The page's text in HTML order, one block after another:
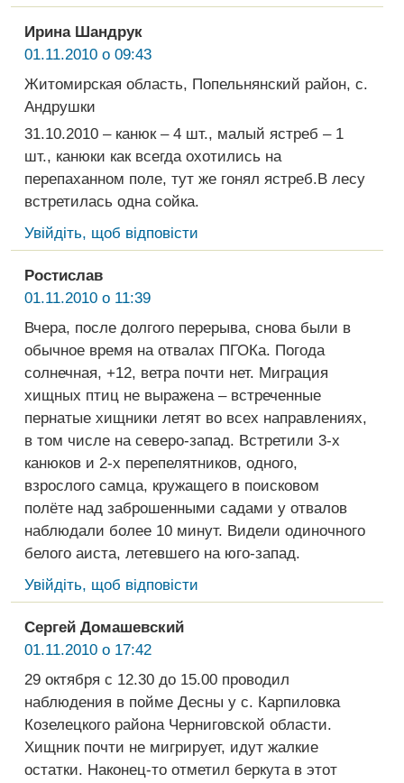
Ирина Шандрук
01.11.2010 о 09:43
Житомирская область, Попельнянский район, с.
Андрушки
31.10.2010 – канюк – 4 шт., малый ястреб – 1
шт., канюки как всегда охотились на
перепаханном поле, тут же гонял ястреб.В лесу
встретилась одна сойка.
Увійдіть, щоб відповісти
Ростислав
01.11.2010 о 11:39
Вчера, после долгого перерыва, снова были в
обычное время на отвалах ПГОКа. Погода
солнечная, +12, ветра почти нет. Миграция
хищных птиц не выражена – встреченные
пернатые хищники летят во всех направлениях,
в том числе на северо-запад. Встретили 3-х
канюков и 2-х перепелятников, одного,
взрослого самца, кружащего в поисковом
полёте над заброшенными садами у отвалов
наблюдали более 10 минут. Видели одиночного
белого аиста, летевшего на юго-запад.
Увійдіть, щоб відповісти
Сергей Домашевский
01.11.2010 о 17:42
29 октября с 12.30 до 15.00 проводил
наблюдения в пойме Десны у с. Карпиловка
Козелецкого района Черниговской области.
Хищник почти не мигрирует, идут жалкие
остатки. Наконец-то отметил беркута в этот